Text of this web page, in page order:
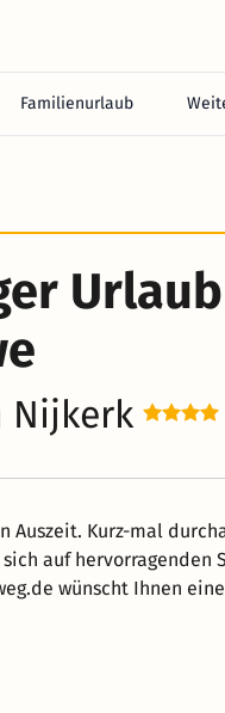
Familienurlaub
Nijkerk
Kurz-mal
sich auf
wünscht Ihnen